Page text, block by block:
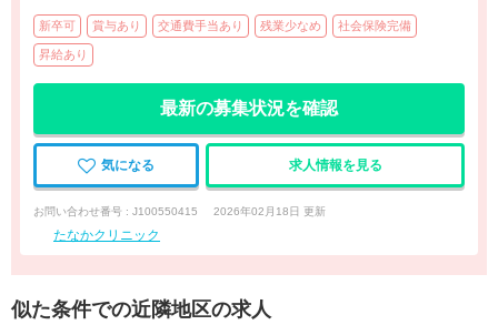
新卒可 賞与あり 交通費手当あり 残業少なめ 社会保険完備
昇給あり
最新の募集状況を確認
気になる 求人情報を見る
お問い合わせ番号 : J100550415 2026年02月18日 更新
たなかクリニック
似た条件での近隣地区の求人